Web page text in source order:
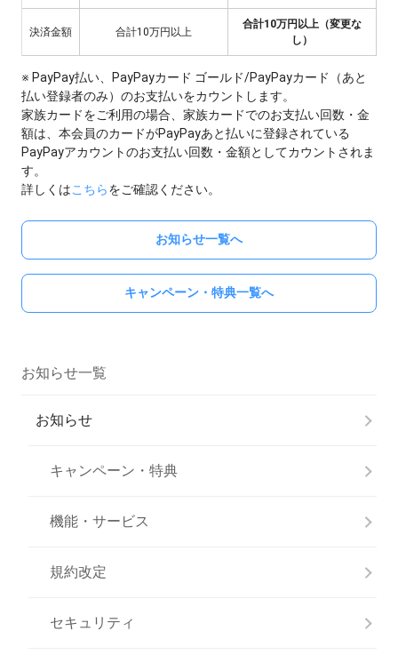
決済金額 合計10万円以上
合計10万円以上（変更な
し）
※ PayPay払い、PayPayカード ゴールド/PayPayカード（あと
払い登録者のみ）のお支払いをカウントします。
家族カードをご利用の場合、家族カードでのお支払い回数・金
額は、本会員のカードがPayPayあと払いに登録されている
PayPayアカウントのお支払い回数・金額としてカウントされま
す。
詳しくはこちらをご確認ください。
お知らせ一覧へ
キャンペーン・特典一覧へ
お知らせ一覧
お知らせ
キャンペーン・特典
機能・サービス
規約改定
セキュリティ